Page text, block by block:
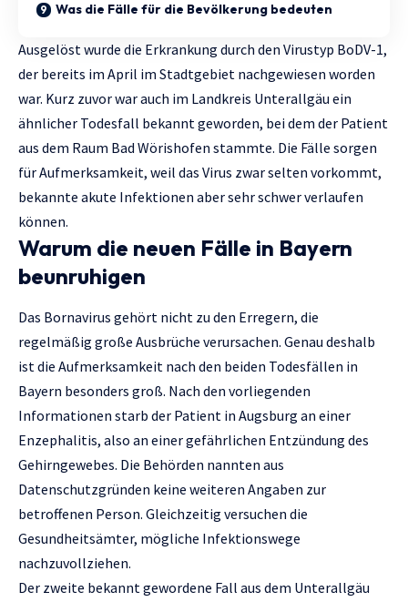
Was die Fälle für die Bevölkerung bedeuten
Ausgelöst wurde die Erkrankung durch den Virustyp BoDV-1,
der bereits im April im Stadtgebiet nachgewiesen worden
war. Kurz zuvor war auch im Landkreis Unterallgäu ein
ähnlicher Todesfall bekannt geworden, bei dem der Patient
aus dem Raum Bad Wörishofen stammte. Die Fälle sorgen
für Aufmerksamkeit, weil das Virus zwar selten vorkommt,
bekannte akute Infektionen aber sehr schwer verlaufen
können.
Warum die neuen Fälle in Bayern
beunruhigen
Das Bornavirus gehört nicht zu den Erregern, die
regelmäßig große Ausbrüche verursachen. Genau deshalb
ist die Aufmerksamkeit nach den beiden Todesfällen in
Bayern besonders groß. Nach den vorliegenden
Informationen starb der Patient in Augsburg an einer
Enzephalitis, also an einer gefährlichen Entzündung des
Gehirngewebes. Die Behörden nannten aus
Datenschutzgründen keine weiteren Angaben zur
betroffenen Person. Gleichzeitig versuchen die
Gesundheitsämter, mögliche Infektionswege
nachzuvollziehen.
Der zweite bekannt gewordene Fall aus dem Unterallgäu